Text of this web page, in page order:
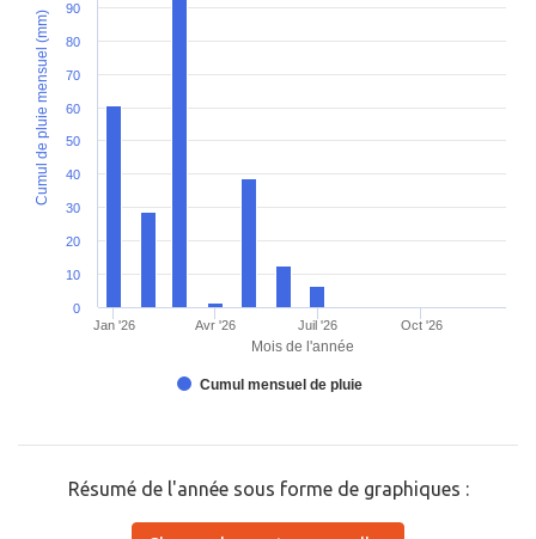
Mois de l'année
Cumul de pluie mensuel (mm)
Cumul mensuel de pluie
Jan '26 Avr '26 Juil '26 Oct '26
0
10
20
30
40
50
60
70
80
90
Résumé de l'année sous forme de graphiques :